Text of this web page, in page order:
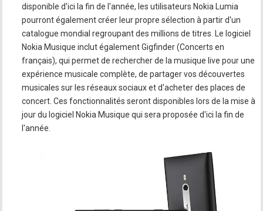
disponible d'ici la fin de l'année, les utilisateurs Nokia Lumia
pourront également créer leur propre sélection à partir d'un
catalogue mondial regroupant des millions de titres. Le logiciel
Nokia Musique inclut également Gigfinder (Concerts en
français), qui permet de rechercher de la musique live pour une
expérience musicale complète, de partager vos découvertes
musicales sur les réseaux sociaux et d'acheter des places de
concert. Ces fonctionnalités seront disponibles lors de la mise à
jour du logiciel Nokia Musique qui sera proposée d'ici la fin de
l'année.